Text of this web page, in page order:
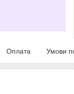
Оплата Умови